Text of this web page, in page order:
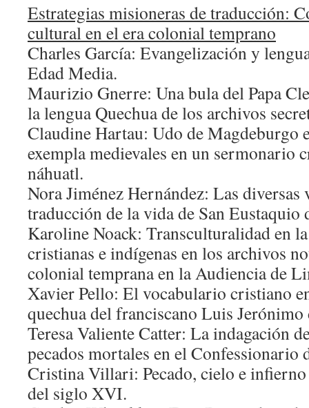
Estrategias misioneras de traducción:
cultural en el era colonial temprano
Charles García: Evangelización y
Edad Media.
Maurizio Gnerre: Una bula del Papa
la lengua Quechua de los archivos
Claudine Hartau: Udo de Magdeburgo
exempla medievales en un sermonario
náhuatl.
Nora Jiménez Hernández: Las diversas
traducción de la vida de San
Karoline Noack: Transculturalidad en
cristianas e indígenas en los archivos
colonial temprana en la Audiencia de
Xavier Pello: El vocabulario cristiano
quechua del franciscano Luis
Teresa Valiente Catter: La indagación
pecados mortales en el
Cristina Villari: Pecado, cielo e
del siglo XVI.